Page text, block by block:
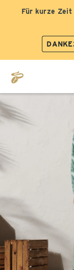
Für kurze Zeit